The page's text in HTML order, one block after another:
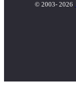
© 2003- 2026